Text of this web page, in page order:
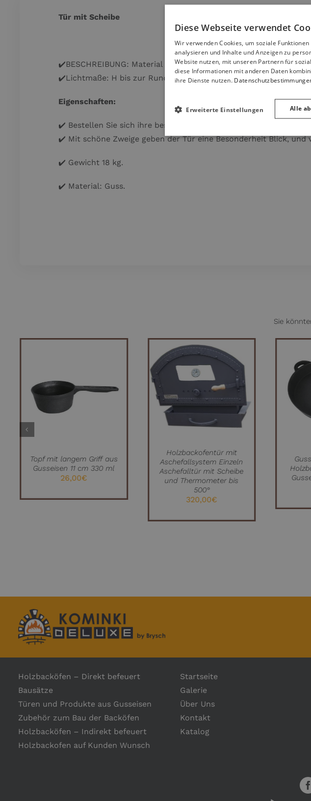
Tür mit Scheibe
✔️BESCHREIBUNG: Material Guss, Stärke, Handgemachte Ofentür
✔️Lichtmaße: H bis zur Rundung480 mm, H Seiten250 mm,
Eigenschaften:
✔️ Bestellen Sie sich ihre besondere Tür für einen Pizzaofen
✔️ Mit schöne Zweige geben der Tür eine Besonderheit Blick,
✔️ Gewicht 18 kg.
✔️ Material: Guss.
Sie
IN DEN WARENKORB
QUICK VIEW
Topf mit langem Griff aus
Gusseisen 11 cm 330 ml
26,00€
IN DEN WARENKORB
/
QUICK VIEW
Holzbackofentür mit
Aschefallsystem Einzeln
Aschefalltür mit Scheibe
und Thermometer bis
500°
320,00€
Holzbacköfen – Direkt befeuert
Bausätze
Türen und Produkte aus Gusseisen
Zubehör zum Bau der Backöfen
Holzbacköfen – Indirekt befeuert
Holzbackofen auf Kunden Wunsch
Startseite
Galerie
Über Uns
Kontakt
Katalog
Diese Webseite verwendet
Wir verwenden Cookies, um soziale
analysieren und Inhalte und Anzeigen zu
Website nutzen, mit unseren Partnern für
diese Informationen mit anderen Daten
ihre Dienste nutzen.
Alle
Erweiterte Einstellungen